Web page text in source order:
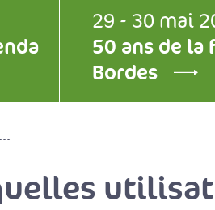
29 - 30 mai
50 ans de
Bordes